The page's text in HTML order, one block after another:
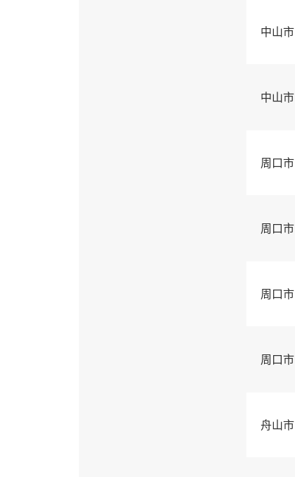
中山市
中山市
周口市
周口市
周口市
周口市
舟山市